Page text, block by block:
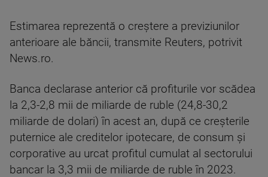
Estimarea reprezentă o creştere a previziunilor
anterioare ale băncii, transmite Reuters, potrivit
News.ro.
Banca declarase anterior că profiturile vor scădea
la 2,3-2,8 mii de miliarde de ruble (24,8-30,2
miliarde de dolari) în acest an, după ce creşterile
puternice ale creditelor ipotecare, de consum şi
corporative au urcat profitul cumulat al sectorului
bancar la 3,3 mii de miliarde de ruble în 2023.